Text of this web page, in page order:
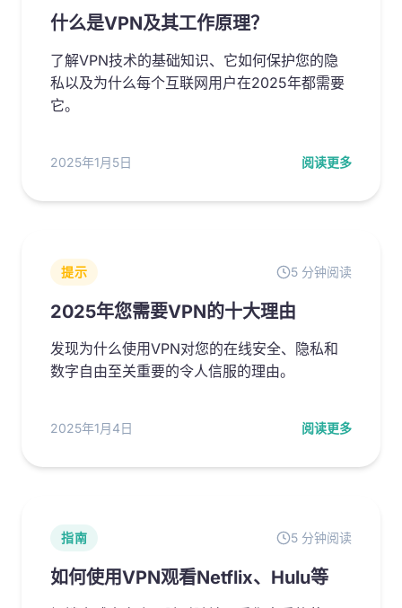
什么是VPN及其工作原理？
了解VPN技术的基础知识、它如何保护您的隐
私以及为什么每个互联网用户在2025年都需要
它。
2025年1月5日 阅读更多
提示 5 分钟阅读
2025年您需要VPN的十大理由
发现为什么使用VPN对您的在线安全、隐私和
数字自由至关重要的令人信服的理由。
2025年1月4日 阅读更多
指南 5 分钟阅读
如何使用VPN观看Netflix、Hulu等